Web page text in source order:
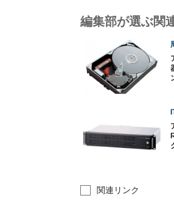
編集部が選ぶ関
関連リンク